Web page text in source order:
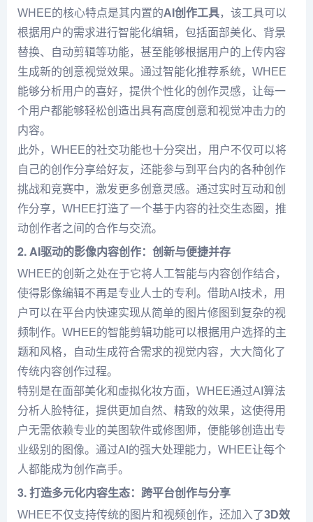
WHEE的核心特点是其内置的AI创作工具，该工具可以
根据用户的需求进行智能化编辑，包括面部美化、背景
替换、自动剪辑等功能，甚至能够根据用户的上传内容
生成新的创意视觉效果。通过智能化推荐系统，WHEE
能够分析用户的喜好，提供个性化的创作灵感，让每一
个用户都能够轻松创造出具有高度创意和视觉冲击力的
内容。
此外，WHEE的社交功能也十分突出，用户不仅可以将
自己的创作分享给好友，还能参与到平台内的各种创作
挑战和竞赛中，激发更多创意灵感。通过实时互动和创
作分享，WHEE打造了一个基于内容的社交生态圈，推
动创作者之间的合作与交流。
2. AI驱动的影像内容创作：创新与便捷并存
WHEE的创新之处在于它将人工智能与内容创作结合，
使得影像编辑不再是专业人士的专利。借助AI技术，用
户可以在平台内快速实现从简单的图片修图到复杂的视
频制作。WHEE的智能剪辑功能可以根据用户选择的主
题和风格，自动生成符合需求的视觉内容，大大简化了
传统内容创作过程。
特别是在面部美化和虚拟化妆方面，WHEE通过AI算法
分析人脸特征，提供更加自然、精致的效果，这使得用
户无需依赖专业的美图软件或修图师，便能够创造出专
业级别的图像。通过AI的强大处理能力，WHEE让每个
人都能成为创作高手。
3. 打造多元化内容生态：跨平台创作与分享
WHEE不仅支持传统的图片和视频创作，还加入了3D效